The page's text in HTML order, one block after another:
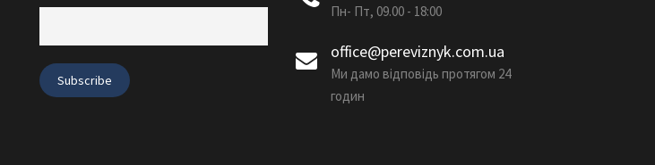
Пн- Пт, 09.00 - 18:00
office@pereviznyk.com.ua
Ми дамо відповідь протягом 24
годин